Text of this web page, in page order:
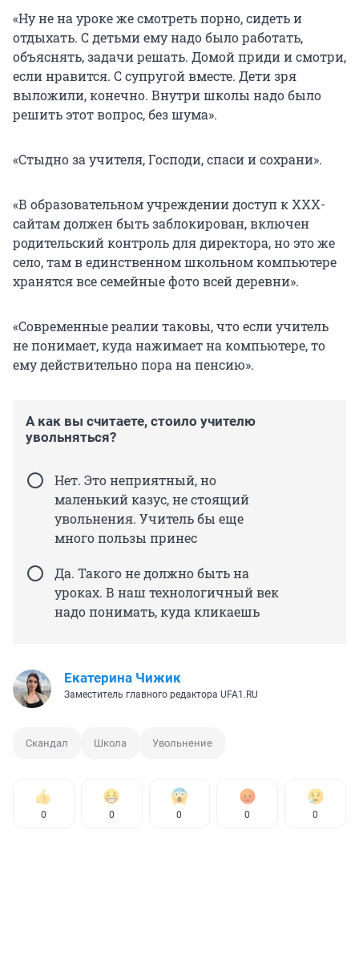
«Ну не на уроке же смотреть порно, сидеть и
отдыхать. С детьми ему надо было работать,
объяснять, задачи решать. Домой приди и смотри,
если нравится. С супругой вместе. Дети зря
выложили, конечно. Внутри школы надо было
решить этот вопрос, без шума».
«Стыдно за учителя, Господи, спаси и сохрани».
«В образовательном учреждении доступ к ХХХ-
сайтам должен быть заблокирован, включен
родительский контроль для директора, но это же
село, там в единственном школьном компьютере
хранятся все семейные фото всей деревни».
«Современные реалии таковы, что если учитель
не понимает, куда нажимает на компьютере, то
ему действительно пора на пенсию».
А как вы считаете, стоило учителю
увольняться?
Нет. Это неприятный, но
маленький казус, не стоящий
увольнения. Учитель бы еще
много пользы принес
Да. Такого не должно быть на
уроках. В наш технологичный век
надо понимать, куда кликаешь
Екатерина Чижик
Заместитель главного редактора UFA1.RU
Скандал Школа Увольнение
0 0 0 0 0